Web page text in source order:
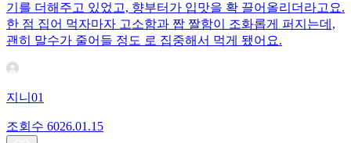
기를 더해주고 있었고, 향부터가 입맛을 확 끌어올리더라고요.
한 점 집어 먹자마자 고소함과 짭 짤함이 조화롭게 퍼지는데,
괜히 말수가 줄어들 정도 로 집중해서 먹게 됐어요.
지니01
조회수 6026.01.15